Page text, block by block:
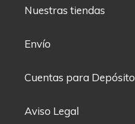
Nuestras tiendas
Envío
Cuentas para Depósito
Aviso Legal